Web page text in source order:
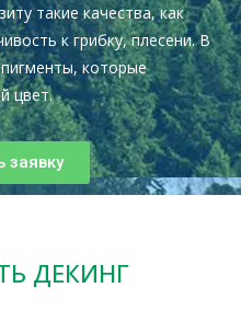
такие качества, как
к грибку, плесени. В
которые
цвет.
заявку
ДЕКИНГ